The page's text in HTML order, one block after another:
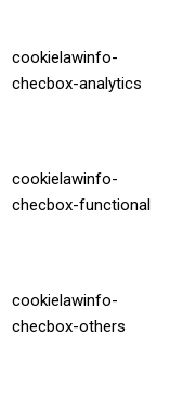
cookielawinfo-
checbox-analytics
cookielawinfo-
checbox-functional
cookielawinfo-
checbox-others